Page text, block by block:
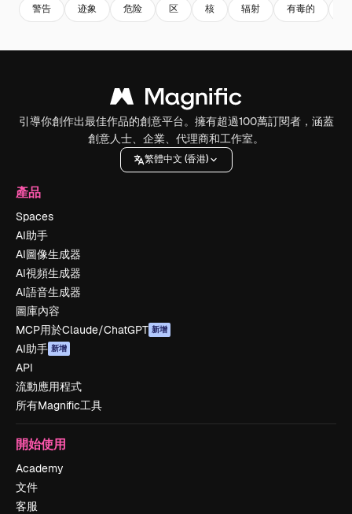
警告 迹象 危险 区 核 辐射 有毒的
引導你創作出最佳作品的創意平台。擁有超過100萬訂閱者，涵蓋
創意人士、企業、代理商和工作室。
繁體中文 (香港)
產品
Spaces
AI助手
AI圖像生成器
AI視頻生成器
AI語音生成器
圖庫內容
MCP用於Claude/ChatGPT 新增
AI助手 新增
API
流動應用程式
所有Magnific工具
開始使用
Academy
文件
客服